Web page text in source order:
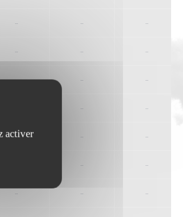
-- -- --
-- -- --
-- -- --
-- --
-- -- --
-- --
-- -- --
activer